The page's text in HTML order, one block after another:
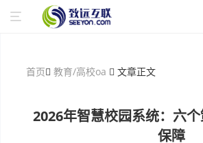
首页 教育/高校oa 文章正文
2026年智慧校园系统：六
保障